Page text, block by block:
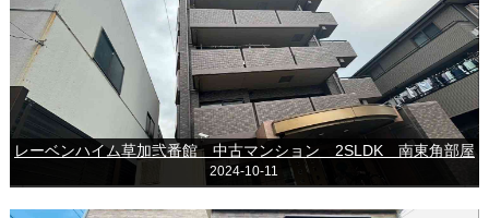
レーベンハイム草加弐番館 中古マンション 2SLDK 南東角部屋
2024-10-11